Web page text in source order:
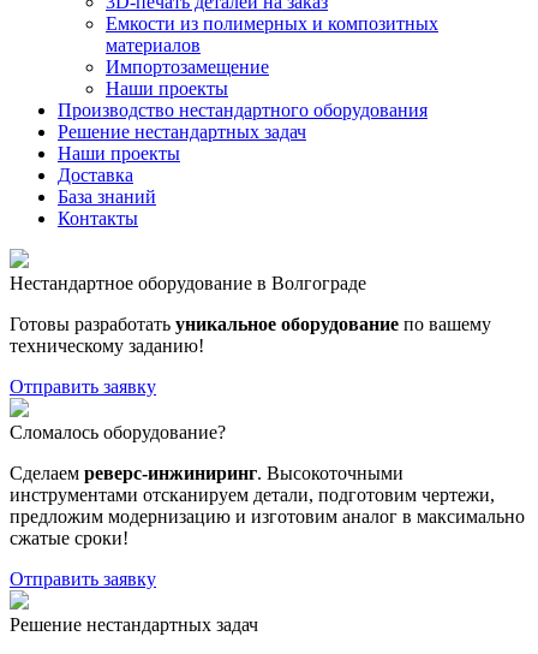
Емкости из полимерных и композитных
материалов
Импортозамещение
Наши проекты
Производство нестандартного оборудования
Решение нестандартных задач
Наши проекты
Доставка
База знаний
Контакты
Нестандартное оборудование в Волгограде
Готовы разработать уникальное оборудование по вашему
техническому заданию!
Отправить заявку
Сломалось оборудование?
Сделаем реверс-инжиниринг. Высокоточными
инструментами отсканируем детали, подготовим чертежи,
предложим модернизацию и изготовим аналог в максимально
сжатые сроки!
Отправить заявку
Решение нестандартных задач